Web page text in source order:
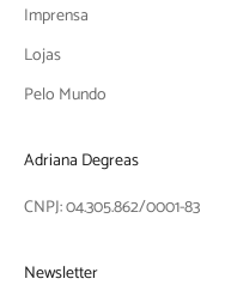
Imprensa
Lojas
Pelo Mundo
Adriana Degreas
CNPJ: 04.305.862/0001-83
Newsletter